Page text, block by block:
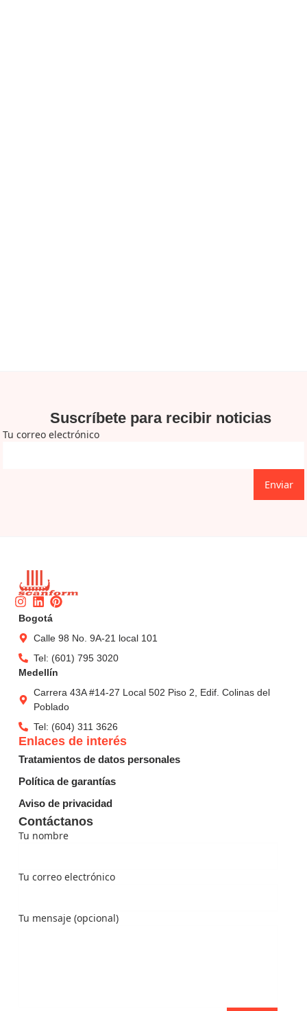
Suscríbete para recibir noticias
Tu correo electrónico
Enviar
Instagram
Linkedin
Pinterest
Bogotá
Calle 98 No. 9A-21 local 101
Tel: (601) 795 3020
Medellín
Carrera 43A #14-27 Local 502 Piso 2, Edif. Colinas del
Poblado
Tel: (604) 311 3626
Contáctanos
Tu nombre
Tu correo electrónico
Tu mensaje (opcional)
Enlaces de interés
Tratamientos de datos personales
Política de garantías
Aviso de privacidad